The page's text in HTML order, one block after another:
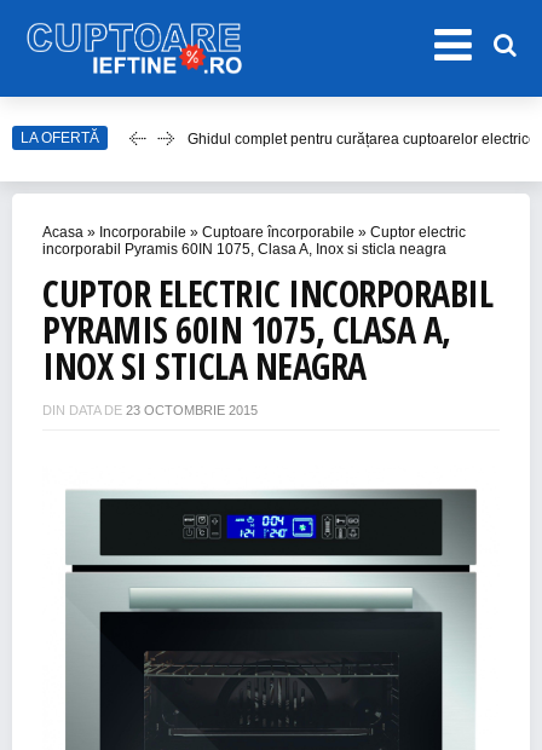
LA OFERTĂ
Top 15 Modele de Aragaz cu Cuptor Electric în 2023
Acasa » Incorporabile » Cuptoare încorporabile » Cuptor electric
incorporabil Pyramis 60IN 1075, Clasa A, Inox si sticla neagra
CUPTOR ELECTRIC INCORPORABIL
PYRAMIS 60IN 1075, CLASA A,
INOX SI STICLA NEAGRA
DIN DATA DE 23 OCTOMBRIE 2015